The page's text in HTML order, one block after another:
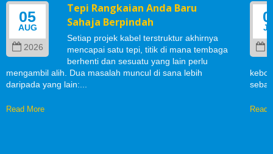
05
AUG
2026
Tepi Rangkaian Anda Baru
Sahaja Berpindah
Setiap projek kabel terstruktur akhirnya
mencapai satu tepi, titik di mana tembaga
berhenti dan sesuatu yang lain perlu
mengambil alih. Dua masalah muncul di sana lebih
daripada yang lain:...
Read More Read